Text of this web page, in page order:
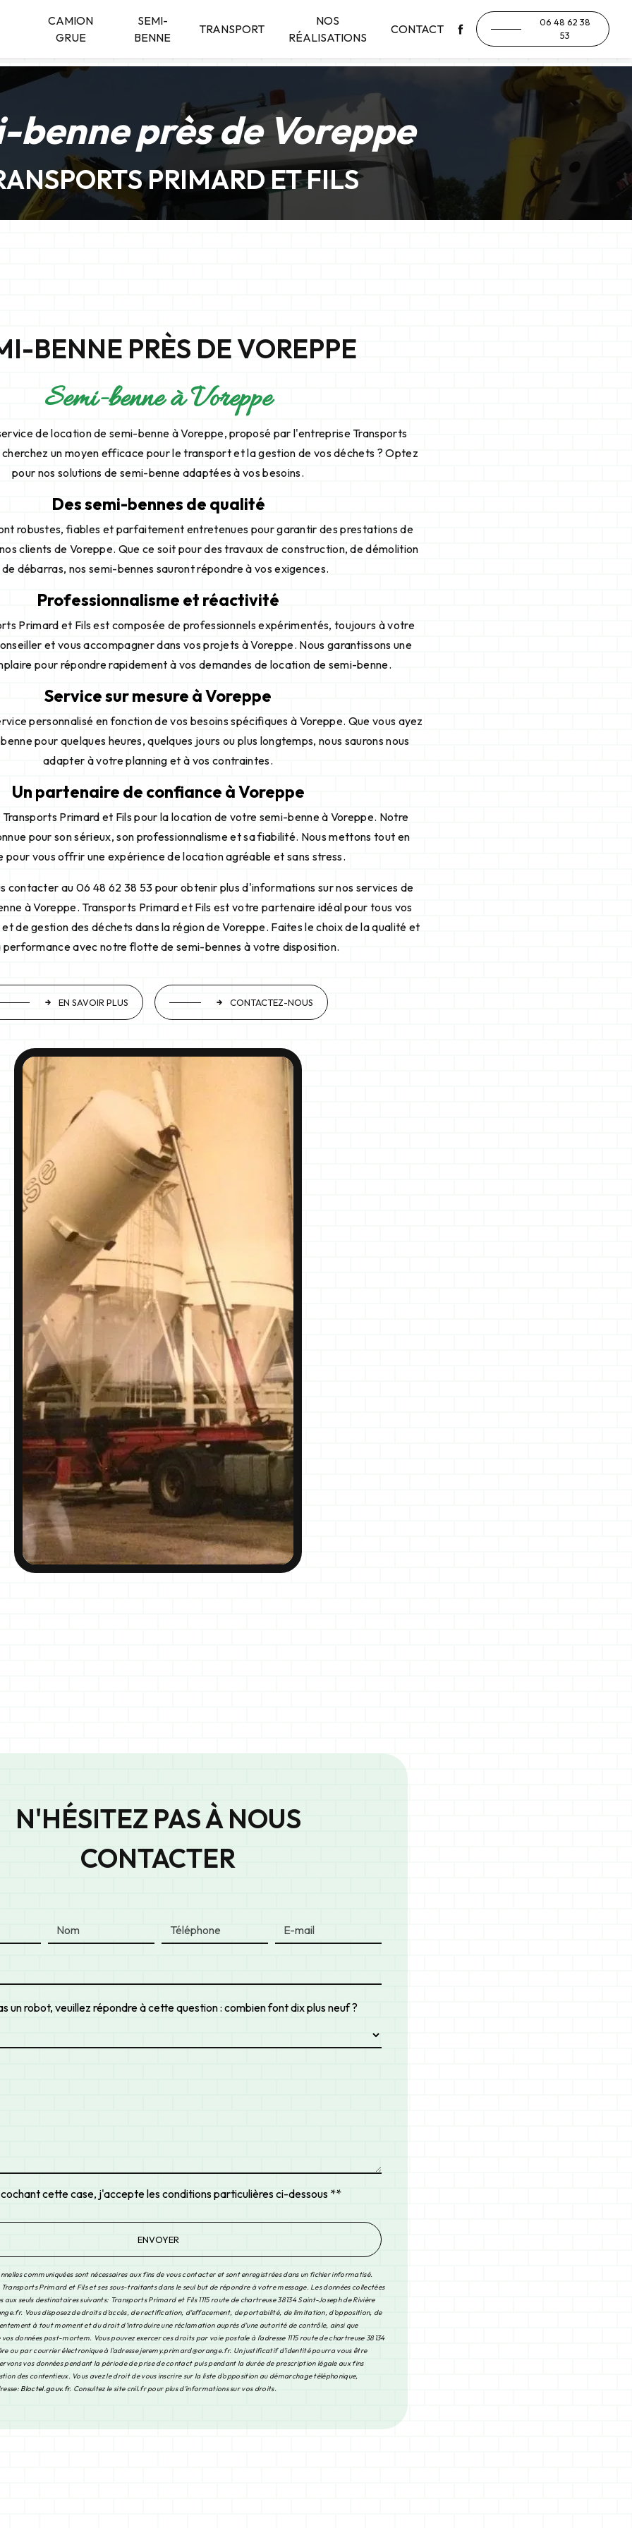
CAMION
GRUE
SEMI-
BENNE
TRANSPORT
NOS
RÉALISATIONS
CONTACT
06 48 62 38
53
benne près de Voreppe
PRIMARD ET FILS
BENNE PRÈS DE VOREPPE
Semi-benne à Voreppe
de location de semi-benne à Voreppe, proposé par l'entreprise Transports
cherchez un moyen efficace pour le transport et la gestion de vos déchets ? Optez
pour nos solutions de semi-benne adaptées à vos besoins.
Des semi-bennes de qualité
robustes, fiables et parfaitement entretenues pour garantir des prestations de
clients de Voreppe. Que ce soit pour des travaux de construction, de démolition
de débarras, nos semi-bennes sauront répondre à vos exigences.
Professionnalisme et réactivité
Primard et Fils est composée de professionnels expérimentés, toujours à votre
et vous accompagner dans vos projets à Voreppe. Nous garantissons une
pour répondre rapidement à vos demandes de location de semi-benne.
Service sur mesure à Voreppe
personnalisé en fonction de vos besoins spécifiques à Voreppe. Que vous ayez
pour quelques heures, quelques jours ou plus longtemps, nous saurons nous
adapter à votre planning et à vos contraintes.
Un partenaire de confiance à Voreppe
Primard et Fils pour la location de votre semi-benne à Voreppe. Notre
pour son sérieux, son professionnalisme et sa fiabilité. Nous mettons tout en
vous offrir une expérience de location agréable et sans stress.
contacter au 06 48 62 38 53 pour obtenir plus d'informations sur nos services de
à Voreppe. Transports Primard et Fils est votre partenaire idéal pour tous vos
de gestion des déchets dans la région de Voreppe. Faites le choix de la qualité et
performance avec notre flotte de semi-bennes à votre disposition.
EN SAVOIR PLUS CONTACTEZ-NOUS
N'HÉSITEZ PAS À NOUS
CONTACTER
un robot, veuillez répondre à cette question : combien font dix plus neuf ?
cochant cette case, j'accepte les conditions particulières ci-dessous **
ENVOYER
communiquées sont nécessaires aux fins de vous contacter et sont enregistrées dans un fichier informatisé.
Transports Primard et Fils et ses sous-traitants dans le seul but de répondre à votre message. Les données collectées
aux seuls destinataires suivants: Transports Primard et Fils 1115 route de chartreuse 38134 Saint-Joseph de Rivière
Vous disposez de droits d’accès, de rectification, d’effacement, de portabilité, de limitation, d’opposition, de
à tout moment et du droit d’introduire une réclamation auprès d’une autorité de contrôle, ainsi que
vos données post-mortem. Vous pouvez exercer ces droits par voie postale à l'adresse 1115 route de chartreuse 38134
ou par courrier électronique à l'adresse jeremy.primard@orange.fr. Un justificatif d'identité pourra vous être
vos données pendant la période de prise de contact puis pendant la durée de prescription légale aux fins
des contentieux. Vous avez le droit de vous inscrire sur la liste d'opposition au démarchage téléphonique,
Bloctel.gouv.fr. Consultez le site cnil.fr pour plus d’informations sur vos droits.